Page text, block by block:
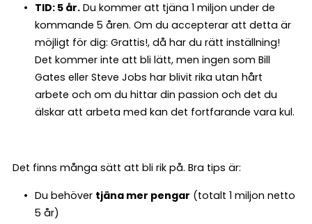
TID: 5 år.Du kommer att tjäna 1 miljon under de
kommande 5 åren. Om du accepterar att detta är
möjligt för dig: Grattis!, då har du rätt inställning!
Det kommer inte att bli lätt, men ingen som Bill
Gates eller Steve Jobs har blivit rika utan hårt
arbete och om du hittar din passion och det du
älskar att arbeta med kan det fortfarande vara kul.
Det finns många sätt att bli rik på. Bra tips är:
Du behöver tjäna mer pengar (totalt 1 miljon netto
5 år)